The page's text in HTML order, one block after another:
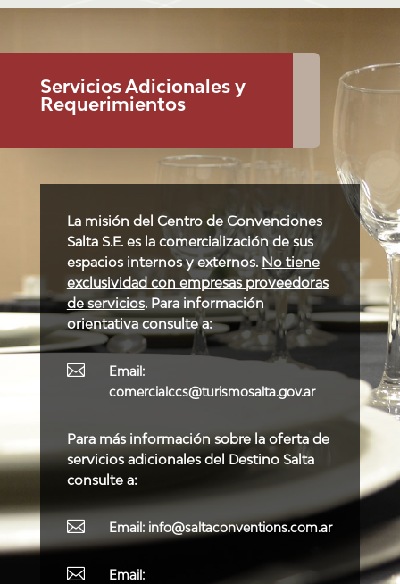
Servicios Adicionales y
Requerimientos
La misión del Centro de Convenciones
Salta S.E. es la comercialización de sus
espacios internos y externos.No tiene
exclusividad con empresas proveedoras
de servicios.Para información
orientativa consulte a:

Email:
comercialccs@turismosalta.gov.ar
Para más información sobre la oferta de
servicios adicionales del Destino Salta
consulte a:
 Email: info@saltaconventions.com.ar

Email: